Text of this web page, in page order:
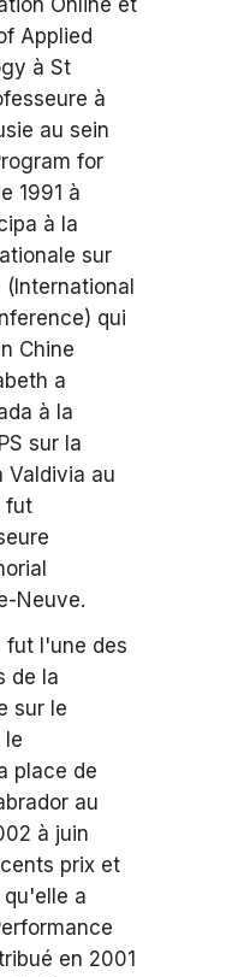
Online et
Applied
à St
à
au sein
for
1991 à
à la
sur
qui
Chine
a
à la
sur la
Valdivia au
fut
Neuve.
fut l'une des
de la
sur le
le
place de
au
à juin
prix et
a
en 2001